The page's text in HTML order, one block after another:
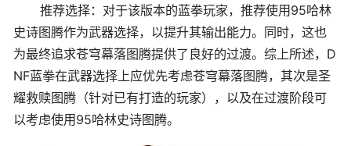
推荐选择：对于该版本的蓝拳玩家，推荐使用95哈林
史诗图腾作为武器选择，以提升其输出能力。同时，这也
为最终追求苍穹幕落图腾提供了良好的过渡。综上所述，D
NF蓝拳在武器选择上应优先考虑苍穹幕落图腾，其次是圣
耀救赎图腾（针对已有打造的玩家），以及在过渡阶段可
以考虑使用95哈林史诗图腾。